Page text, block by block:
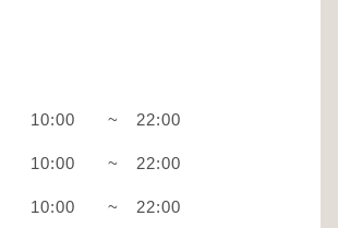
10:00 ~ 22:00
10:00 ~ 22:00
10:00 ~ 22:00